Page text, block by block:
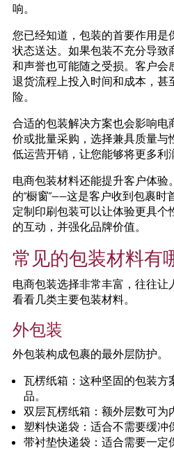
响。
您已经知道，包装的首要作用是
状态送达。如果包装不充分导致
和声誉也可能随之受损。客户会
退货流程上投入时间和成本，甚
险。
合适的包装解决方案也会影响电
价或批量采购，选择兼具质量与
低运营开销，让您能够将更多利
电商包装材料还能提升客户体验
的“橱窗”——这是客户收到包裹时
定制印刷包装可以让体验更具个
的互动，并强化品牌价值。
常见的包装材料有
电商包装选择非常丰富，往往让
看看几类主要包装材料。
外包装
外包装构成包裹的最外层防护。
瓦楞纸箱：这种坚固的包装方
品。
双层瓦楞纸箱：额外层数可为
塑料快递袋：适合不需要缓冲
带衬垫快递袋：适合需要一定